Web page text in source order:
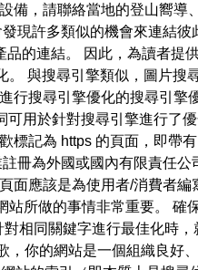
備，請聯絡當地的登山嚮導
現許多類似的機會來連結
的連結。 因此，為讀者提
與搜尋引擎類似，圖片搜
行搜尋引擎優化的搜尋引擎
用於針對搜尋引擎進行了
標記為 https 的頁面，即帶
冊為外國或國內有限責任
面應該是為使用者/消費者
站所做的事情非常重要。 確
相同關鍵字進行最佳化時
你的網站是一個組織良好